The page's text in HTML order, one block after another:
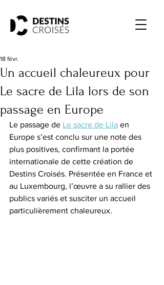
Un accueil chaleureux pour
Le sacre de Lila lors de son
passage en Europe
18 févr.
Le passage de Le sacre de Lila en
Europe s’est conclu sur une note des
plus positives, confirmant la portée
internationale de cette création de
Destins Croisés. Présentée en France et
au Luxembourg, l’œuvre a su rallier des
publics variés et susciter un accueil
particulièrement chaleureux.